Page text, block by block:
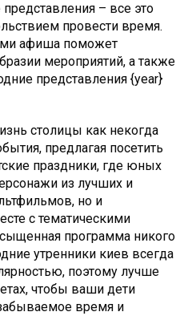
– все это
провести время.
афиша поможет
мероприятий, а также
представления {year}
столицы как некогда
предлагая посетить
праздники, где юных
из лучших и
но и
с тематическими
программа никого
утренники киев всегда
поэтому лучше
чтобы ваши дети
время и